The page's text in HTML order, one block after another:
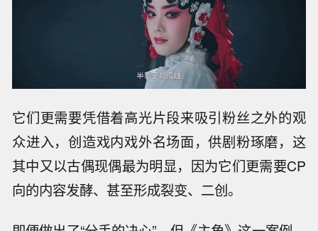
它们更需要凭借着高光片段来吸引粉丝之外的观
众进入，创造戏内戏外名场面，供剧粉琢磨，这
其中又以古偶现偶最为明显，因为它们更需要CP
向的内容发酵、甚至形成裂变、二创。